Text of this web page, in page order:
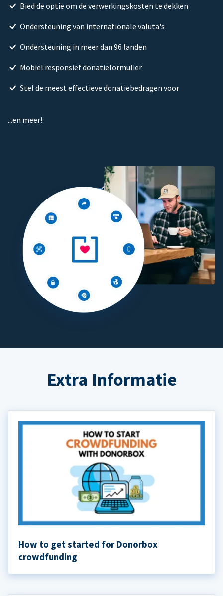
Bied de optie om de verwerkingskosten te dekken
Ondersteuning van internationale valuta's
Ondersteuning in meer dan 96 landen
Mobiel responsief donatieformulier
Stel de meest effectieve donatiebedragen voor
...en meer!
Extra Informatie
How to get started for Donorbox
crowdfunding